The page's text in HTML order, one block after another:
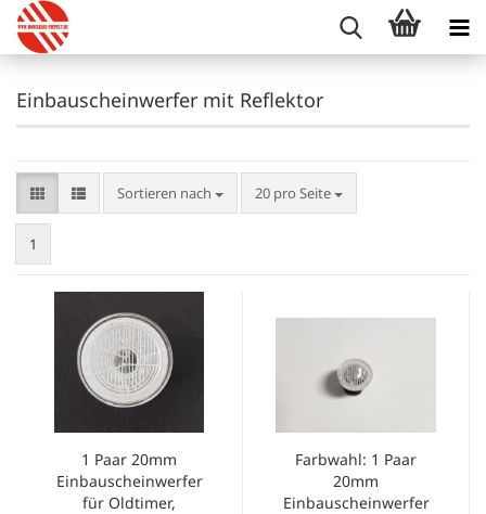
Einbauscheinwerfer mit Reflektor
Sortieren nach
Sortieren nach 20 pro Seite
pro Seite
1
1 Paar 20mm
Einbauscheinwerfer
für Oldtimer,
Farbwahl: 1 Paar
20mm
Einbauscheinwerfer